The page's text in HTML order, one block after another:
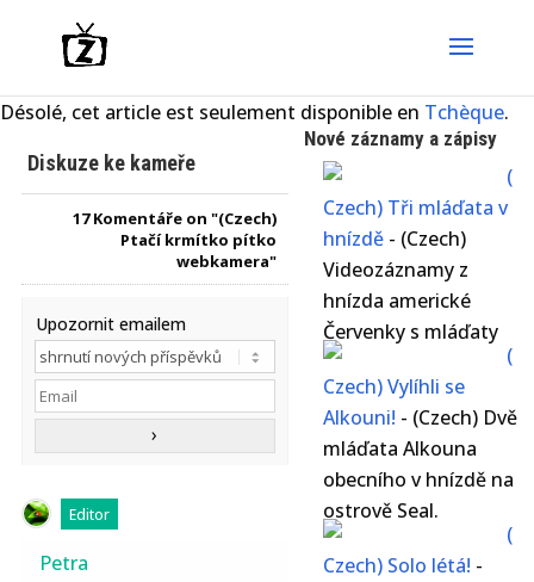
Désolé, cet article est seulement disponible en Tchèque.
Nové záznamy a zápisy
(
Czech) Tři mláďata v
hnízdě - (Czech)
Videozáznamy z
hnízda americké
Červenky s mláďaty
(
Czech) Vylíhli se
Alkouni! - (Czech) Dvě
mláďata Alkouna
obecního v hnízdě na
ostrově Seal.
(
Czech) Solo létá! -
Diskuze ke kameře
17Komentáře on "(Czech)
Ptačí krmítko pítko
webkamera"
Upozornit emailem
Editor
Petra